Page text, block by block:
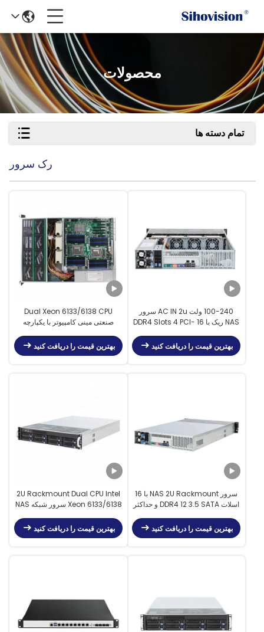
محصولات
تمام دسته ها
رک سرور
100-240 ولت AC IN 2u سرور
NAS ریک با 16 DDR4 Slots 4 PCI-
Slots 12 3.5 SATA Bay
بهترین قیمت را دریافت کنید
Dual Xeon 6133/6138 CPU
صنعتی مینی کامپیوتر با یکپارچه
سازی
بهترین قیمت را دریافت کنید
سرور NAS 2U Rackmount با 16
اسلات DDR4 12 3.5 SATA و حداکثر
بهترین قیمت را دریافت کنید
2U Rackmount Dual CPU Intel
Xeon 6133/6138 سرور شبکه NAS
بهترین قیمت را دریافت کنید